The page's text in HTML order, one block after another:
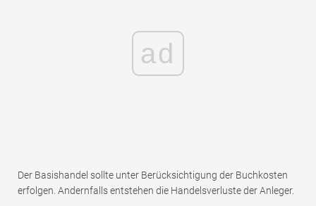
ad
Der Basishandel sollte unter Berücksichtigung der Buchkosten
erfolgen. Andernfalls entstehen die Handelsverluste der Anleger.